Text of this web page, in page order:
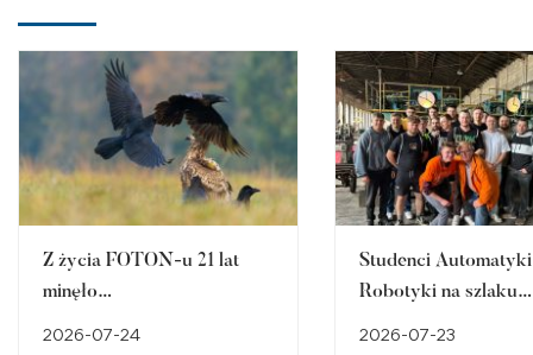
Z życia FOTON-u 21 lat
minęło…
2026-07-24
Studenci
Robotyki na szlaku
2026-07-23